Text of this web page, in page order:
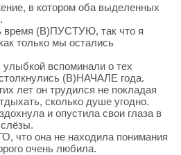
в котором оба выделенных
время (В)ПУСТУЮ, так что я
только мы остались
вспоминали о тех
(В)НАЧАЛЕ года.
он трудился не покладая
сколько душе угодно.
и опустила свои глаза в
что она не находила понимания
очень любила.